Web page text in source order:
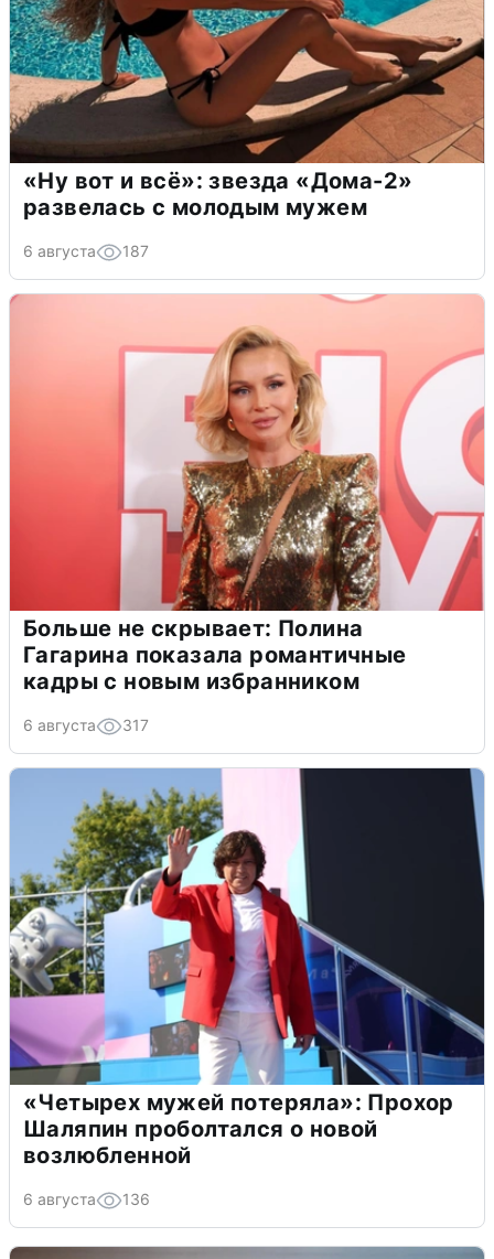
«Ну вот и всё»: звезда «Дома-2»
развелась с молодым мужем
6 августа 187
Больше не скрывает: Полина
Гагарина показала романтичные
кадры с новым избранником
6 августа 317
«Четырех мужей потеряла»: Прохор
Шаляпин проболтался о новой
возлюбленной
6 августа 136